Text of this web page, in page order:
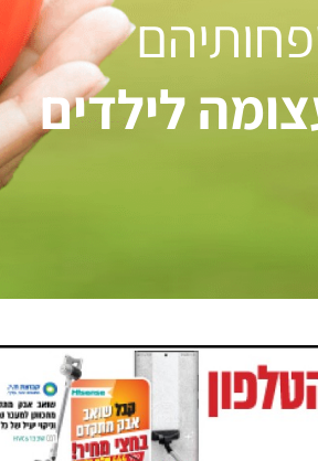
לילדים